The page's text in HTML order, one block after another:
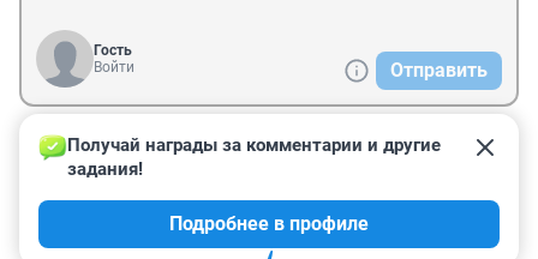
Гость
Войти
Отправить
Гость
5 февраля 2025, 08:31
Думая половина этих хакеров разбежится обратно из
этого города. Может и не сразу, но в итоге...
Получай награды за комментарии и другие
задания!
Подробнее в профиле